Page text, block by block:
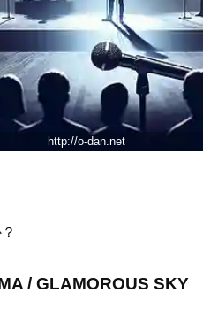
http://o-dan.net
/ GLAMOROUS SKY